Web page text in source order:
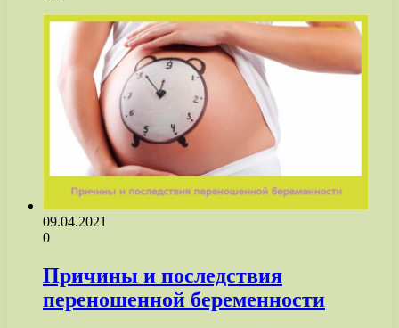
09.04.2021
0
Причины и последствия
переношенной беременности